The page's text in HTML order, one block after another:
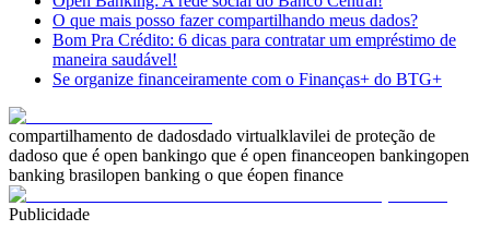
O que mais posso fazer compartilhando meus dados?
Bom Pra Crédito: 6 dicas para contratar um empréstimo de
maneira saudável!
Se organize financeiramente com o Finanças+ do BTG+
compartilhamento de dadosdado virtualklavilei de proteção de
dadoso que é open bankingo que é open financeopen bankingopen
banking brasilopen banking o que éopen finance
Publicidade